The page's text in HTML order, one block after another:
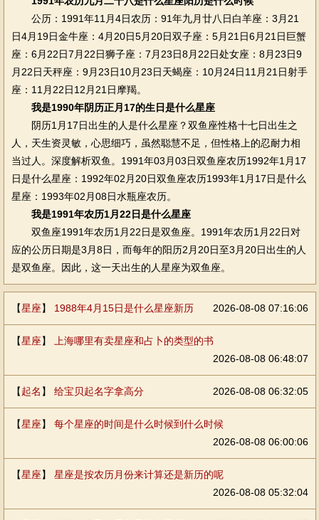
公历：1991年11月4日农历：91年九月廿八日白羊座：3月21
日4月19日金牛座：4月20日5月20日双子座：5月21日6月21日巨蟹
座：6月22日7月22日狮子座：7月23日8月22日处女座：8月23日9
月22日天秤座：9月23日10月23日天蝎座：10月24日11月21日射手
座：11月22日12月21日摩羯。
我是1990年阴历正月17的生日是什么星座
阴历1月17日出生的人是什么星座？双鱼座性格十七日出生之
人，天生资灵敏，心思细巧，虽然聪慧不足，但性格上的忍耐力相
当过人。深度解析双鱼。1991年03月03日双鱼座农历1992年1月17
日是什么星座：1992年02月20日双鱼座农历1993年1月17日是什么
星座：1993年02月08日水瓶座农历。
我是1991年农历1月22日是什么星座
双鱼座1991年农历1月22日是双鱼座。1991年农历1月22日对
应的公历日期是3月8日，而每年的阳历2月20日至3月20日出生的人
是双鱼座。因此，这一天出生的人星座为双鱼座。
【星座】 1988年4月15日是什么星座新历 2026-08-08 07:16:06
【星座】
上海哪里有卖星座和占卜的类型的书
2026-08-08 06:48:07
【起名 】 给宝贝起名字拿高分 2026-08-08 06:32:05
【星座】 每个星座的时间是什么时候到什么时候
2026-08-08 06:00:06
【星座】 星座是按农历月份来计算还是新历的呢
2026-08-08 05:32:04